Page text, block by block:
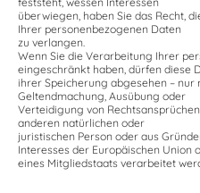
überwiegen, haben Sie das Recht,
Ihrer personenbezogenen Daten
zu verlangen.
Wenn Sie die Verarbeitung Ihrer
eingeschränkt haben, dürfen diese
ihrer Speicherung abgesehen –
Geltendmachung, Ausübung oder
Verteidigung von
anderen natürlichen oder
juristischen Person oder aus
Interesses der Europäischen Union
eines Mitgliedstaats verarbeitet